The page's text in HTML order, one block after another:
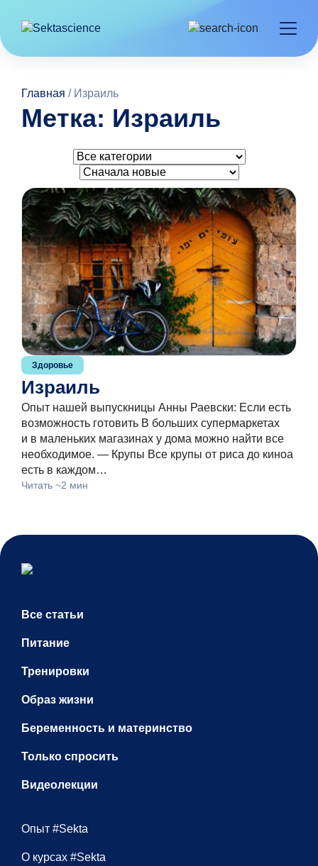
Главная / Израиль
Метка: Израиль
Здоровье
Израиль
Опыт нашей выпускницы Анны Раевски: Если есть
возможность готовить В больших супермаркетах
и в маленьких магазинах у дома можно найти все
необходимое. — Крупы Все крупы от риса до киноа
есть в каждом…
Читать ~2 мин
Все статьи
Питание
Тренировки
Образ жизни
Беременность и материнство
Только спросить
Видеолекции
Опыт #Sekta
О курсах #Sekta